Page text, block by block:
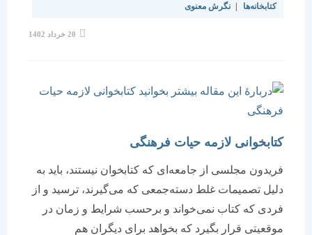
کتابخانه‌ها | نگرش معنوی
کتابخوانی لازمه حیات فرهنگی
فریدون مجلسی از جامعه‌ای که کتابخوان نیستند، باید به
دلیل تصمیمات غلط دسته‌جمعی که می‌گیرند، ترسید و از
فردی که کتاب نمی‌خواند و برحسب شرایط و زمان در
موقعیتی قرار بگیرد که بخواهد برای دیگران هم